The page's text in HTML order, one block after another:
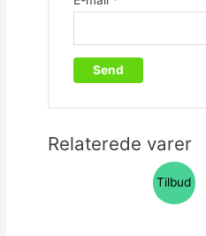
Relaterede varer
Tilbud